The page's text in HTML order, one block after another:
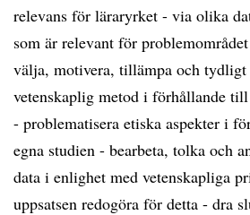
relevans för läraryrket - via olika
som är relevant för
välja, motivera, tillämpa och tydligt
vetenskaplig metod i förhållande
- problematisera etiska aspekter i
egna studien - bearbeta, tolka och
data i enlighet med vetenskapliga
uppsatsen redogöra för detta - dra